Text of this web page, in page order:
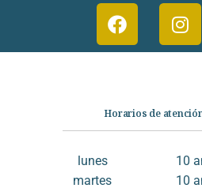
Horarios de
lunes
10
martes
10